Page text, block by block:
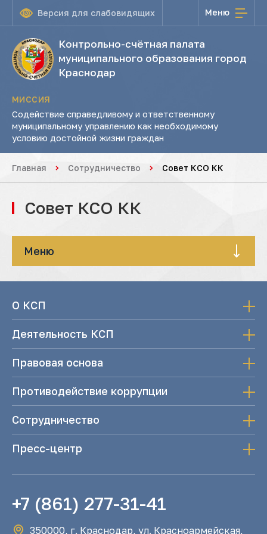
Версия для слабовидящих Меню
Контрольно-счётная палата
муниципального образования город
Краснодар
МИССИЯ
Содействие справедливому и ответственному
муниципальному управлению как необходимому
условию достойной жизни граждан
Главная Сотрудничество Совет КСО КК
Совет КСО КК
Меню
О КСП
Деятельность КСП
Правовая основа
Противодействие коррупции
Сотрудничество
Пресс-центр
+7 (861) 277-31-41
350000, г. Краснодар, ул. Красноармейская,